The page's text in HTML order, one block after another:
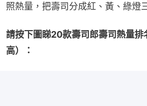
照熱量，把壽司分成紅、黃、綠燈
請按下圖睇20款壽司郎壽司熱量排
高）：